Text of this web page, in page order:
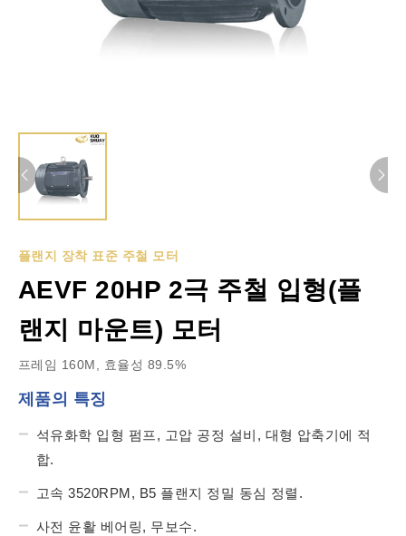
플랜지 장착 표준 주철 모터
AEVF 20HP 2극 주철 입형(플
랜지 마운트) 모터
프레임 160M, 효율성 89.5%
제품의 특징
석유화학 입형 펌프, 고압 공정 설비, 대형 압축기에 적
합.
고속 3520RPM, B5 플랜지 정밀 동심 정렬.
사전 윤활 베어링, 무보수.